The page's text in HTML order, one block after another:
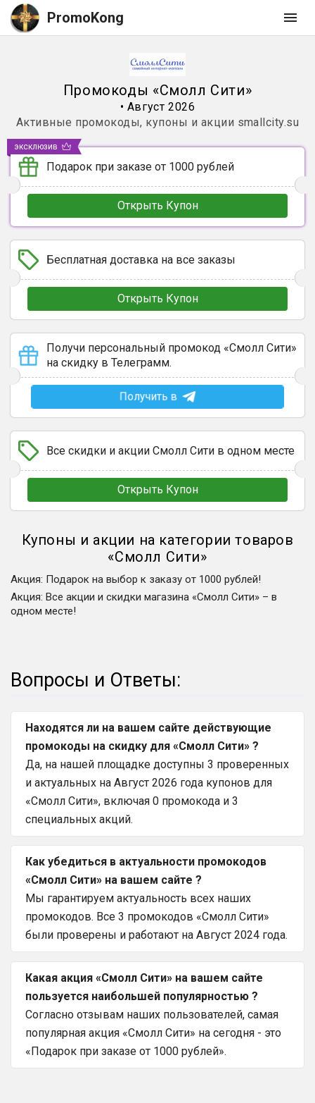
PromoKong
Промокоды «Смолл Сити»
• Август 2026
Активные промокоды, купоны и акции smallcity.su
Подарок при заказе от 1000 рублей
Открыть Купон
эксклюзив
Бесплатная доставка на все заказы
Открыть Купон
Получи персональный промокод «Смолл Сити»
на скидку в Телеграмм.
Получить в
Все скидки и акции Смолл Сити в одном месте
Открыть Купон
Купоны и акции на категории товаров
«Смолл Сити»
Акция: Подарок на выбор к заказу от 1000 рублей!
Акция: Все акции и скидки магазина «Смолл Сити» – в
одном месте!
Вопросы и Ответы:
Находятся ли на вашем сайте действующие
промокоды на скидку для «Смолл Сити» ?
Да, на нашей площадке доступны 3 проверенных
и актуальных на Август 2026 года купонов для
«Смолл Сити», включая 0 промокода и 3
специальных акций.
Как убедиться в актуальности промокодов
«Смолл Сити» на вашем сайте ?
Мы гарантируем актуальность всех наших
промокодов. Все 3 промокодов «Смолл Сити»
были проверены и работают на Август 2024 года.
Какая акция «Смолл Сити» на вашем сайте
пользуется наибольшей популярностью ?
Согласно отзывам наших пользователей, самая
популярная акция «Смолл Сити» на сегодня - это
«Подарок при заказе от 1000 рублей».